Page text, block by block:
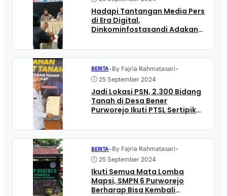
Hadapi Tantangan Media Pers
di Era Digital,
Dinkominfostasandi Adakan
Wartawan Purworejo
BERITA• By Fajria Rahmatasari•
25 September 2024
Jadi Lokasi PSN, 2.300 Bidang
Tanah di Desa Bener
Purworejo Ikuti PTSL Sertipikat
BERITA• By Fajria Rahmatasari•
25 September 2024
Ikuti Semua Mata Lomba
Mapsi, SMPN 6 Purworejo
Berharap Bisa Kembali